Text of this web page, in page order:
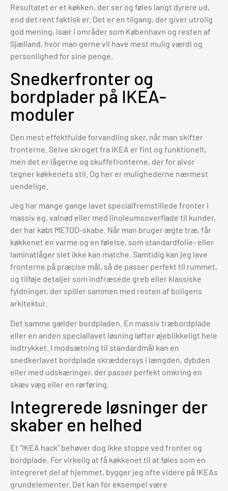
Resultatet er et køkken, der ser og føles langt dyrere ud,
end det rent faktisk er. Det er en tilgang, der giver utrolig
god mening, især i områder som København og resten af
Sjælland, hvor man gerne vil have mest mulig værdi og
personlighed for sine penge.
Snedkerfronter og
bordplader på IKEA-
moduler
Den mest effektfulde forvandling sker, når man skifter
fronterne. Selve skroget fra IKEA er fint og funktionelt,
men det er lågerne og skuffefronterne, der for alvor
tegner køkkenets stil. Og her er mulighederne nærmest
uendelige.
Jeg har mange gange lavet specialfremstillede fronter i
massiv eg, valnød eller med linoleumsoverflade til kunder,
der har købt METOD-skabe. Når man bruger ægte træ, får
køkkenet en varme og en følelse, som standardfolie- eller
laminatlåger slet ikke kan matche. Samtidig kan jeg lave
fronterne på præcise mål, så de passer perfekt til rummet,
og tilføje detaljer som indfræsede greb eller klassiske
fyldninger, der spiller sammen med resten af boligens
arkitektur.
Det samme gælder bordpladen. En massiv træbordplade
eller en anden speciallavet løsning løfter øjeblikkeligt hele
indtrykket. I modsætning til standardmål kan en
snedkerlavet bordplade skræddersys i længden, dybden
eller med udskæringer, der passer perfekt omkring en
skæv væg eller en rørføring.
Integrerede løsninger der
skaber en helhed
Et "IKEA hack" behøver dog ikke stoppe ved fronter og
bordplade. For virkelig at få køkkenet til at føles som en
integreret del af hjemmet, bygger jeg ofte videre på IKEAs
grundelementer. Det kan for eksempel være